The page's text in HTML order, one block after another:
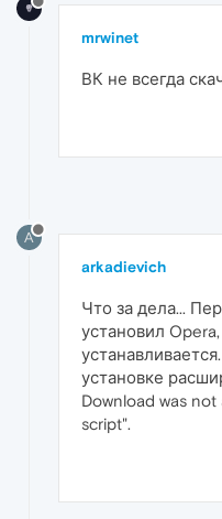
mrwinet
ВК не всегда
A
arkadievich
Что за дела...
установил
установке
Download was
script".